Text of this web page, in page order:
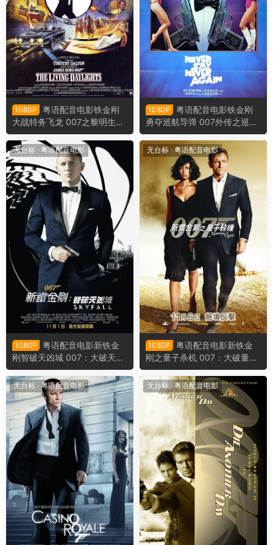
1080P
粤语配音电影铁金刚
大战特务飞龙 007之黎明生机
黎明生机 The Living Daylight
s
1080P
粤语配音电影铁金刚
勇夺巡航导弹 007外传之巡弋
飞弹 永不说不 Never Say Ne
ver Again
无台标 · 粤语配音电影
1080P
粤语配音电影新铁金
刚智破天凶城 007：大破天幕
杀机 007：空降危机 Skyfall
无台标 · 粤语配音电影
1080P
粤语配音电影新铁金
刚之量子杀机 007：大破量子
危机 007：量子危机 Quantu
m of Solace
无台标 · 粤语配音电影 无台标 · 粤语配音电影